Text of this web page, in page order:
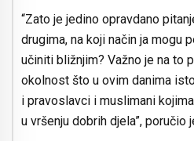
“Zato je jedino opravdano
drugima, na koji način ja mogu
učiniti bližnjim? Važno je na to
okolnost što u ovim danima
i pravoslavci i muslimani
u vršenju dobrih djela”, poručio